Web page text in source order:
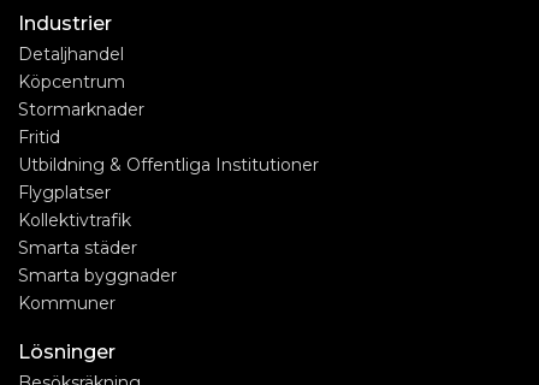
Industrier
Detaljhandel
Köpcentrum
Stormarknader
Fritid
Utbildning & Offentliga Institutioner
Flygplatser
Kollektivtrafik
Smarta städer
Smarta byggnader
Kommuner
Lösninger